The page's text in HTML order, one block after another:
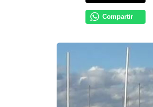
Compartir